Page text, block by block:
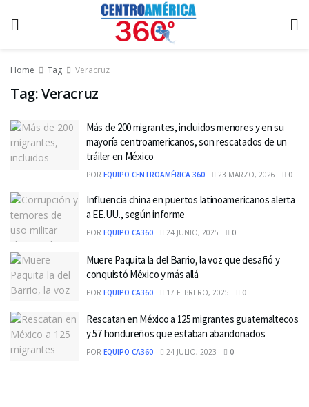
Home Tag Veracruz
Tag:Veracruz
Más de 200 migrantes, incluidos menores y en su
mayoría centroamericanos, son rescatados de un
tráiler en México
POR EQUIPO CENTROAMÉRICA 360 23 MARZO, 2026 0
Influencia china en puertos latinoamericanos alerta
a EE.UU., según informe
POR EQUIPO CA360 24 JUNIO, 2025 0
Muere Paquita la del Barrio, la voz que desafió y
conquistó México y más allá
POR EQUIPO CA360 17 FEBRERO, 2025 0
Rescatan en México a 125 migrantes guatemaltecos
y 57 hondureños que estaban abandonados
POR EQUIPO CA360 24 JULIO, 2023 0